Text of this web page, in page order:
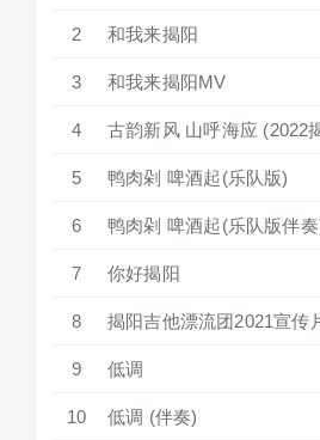
2 和我来揭阳
3 和我来揭阳MV
4 古韵新风 山呼海应 (2022
5 鸭肉剁 啤酒起(乐队版)
6 鸭肉剁 啤酒起(乐队版伴
7 你好揭阳
8 揭阳吉他漂流团2021宣传
9 低调
10 低调 (伴奏)